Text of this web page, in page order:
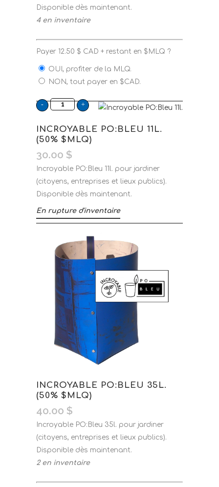
Disponible dès maintenant.
4 en inventaire
Payer 12.50 $ CAD + restant en $MLQ ?
OUI, profiter de la MLQ.
NON, tout payer en $CAD.
INCROYABLE PO:BLEU 11L.
(50% $MLQ)
30.00 $
Incroyable PO:Bleu 11l. pour jardiner
(citoyens, entreprises et lieux publics).
Disponible dès maintenant.
En rupture d'inventaire
INCROYABLE PO:BLEU 35L.
(50% $MLQ)
40.00 $
Incroyable PO:Bleu 35l. pour jardiner
(citoyens, entreprises et lieux publics).
Disponible dès maintenant.
2 en inventaire